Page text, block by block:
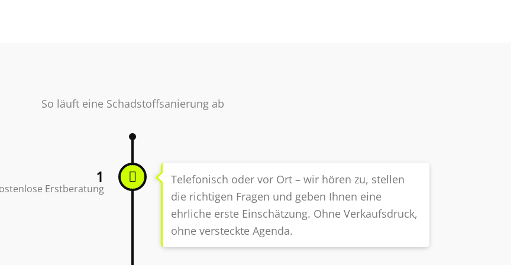
So läuft eine Schadstoffsanierung ab
1
Erstberatung
Telefonisch oder vor Ort – wir hören zu, stellen
die richtigen Fragen und geben Ihnen eine
ehrliche erste Einschätzung. Ohne Verkaufsdruck,
ohne versteckte Agenda.